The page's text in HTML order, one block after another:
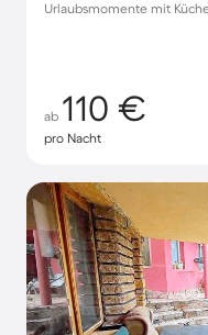
Urlaubsmomente mit
ab 110 €
pro Nacht